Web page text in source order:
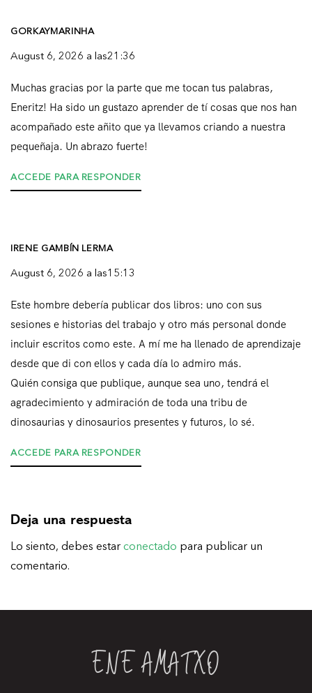
GORKAYMARINHA
August 6, 2026 a las21:36
Muchas gracias por la parte que me tocan tus palabras,
Eneritz! Ha sido un gustazo aprender de tí cosas que nos han
acompañado este añito que ya llevamos criando a nuestra
pequeñaja. Un abrazo fuerte!
ACCEDE PARA RESPONDER
IRENE GAMBÍN LERMA
August 6, 2026 a las15:13
Este hombre debería publicar dos libros: uno con sus
sesiones e historias del trabajo y otro más personal donde
incluir escritos como este. A mí me ha llenado de aprendizaje
desde que di con ellos y cada día lo admiro más.
Quién consiga que publique, aunque sea uno, tendrá el
agradecimiento y admiración de toda una tribu de
dinosaurias y dinosaurios presentes y futuros, lo sé.
ACCEDE PARA RESPONDER
Deja una respuesta
Lo siento, debes estar conectado para publicar un
comentario.
ENE AMATXO